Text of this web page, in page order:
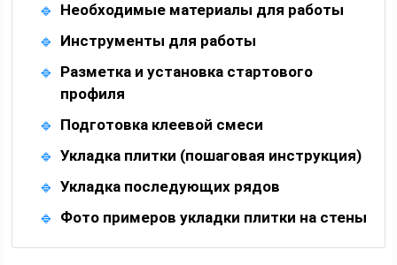
Необходимые материалы для работы
Инструменты для работы
Разметка и установка стартового
профиля
Подготовка клеевой смеси
Укладка плитки (пошаговая инструкция)
Укладка последующих рядов
Фото примеров укладки плитки на стены